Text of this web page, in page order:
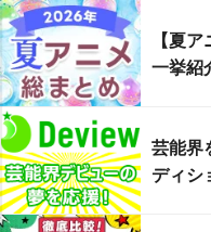
【夏
一挙紹
芸能界
ディシ